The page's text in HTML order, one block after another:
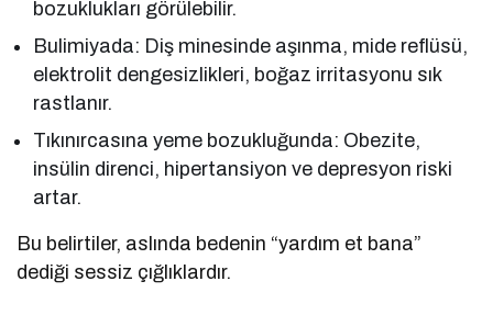
bozuklukları görülebilir.
Bulimiyada: Diş minesinde aşınma, mide reflüsü,
elektrolit dengesizlikleri, boğaz irritasyonu sık
rastlanır.
Tıkınırcasına yeme bozukluğunda: Obezite,
insülin direnci, hipertansiyon ve depresyon riski
artar.
Bu belirtiler, aslında bedenin “yardım et bana”
dediği sessiz çığlıklardır.